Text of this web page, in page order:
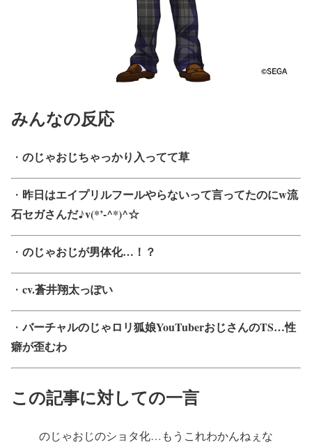
みんなの反応
・ のじゃおじちゃっかり入ってて草
・ 昨日はエイプリルフールやらないって言ってたのにw流
石セガさんだ♪v(*’-^*)^☆
・ のじゃおじが男体化…！？
・ cv.蒼井翔太っぽい
・バーチャルのじゃロリ狐娘YouTuberおじさんのTS…性
癖が歪むわ
この記事に対しての一言
のじゃおじのショタ化…もうこれわかんねぇな